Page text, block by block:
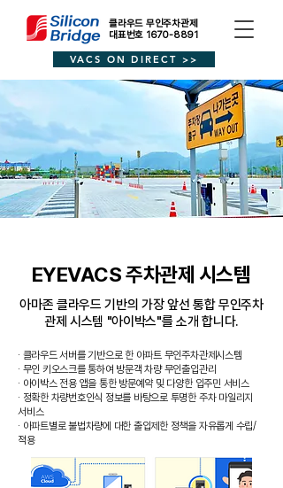
클라우드 무인주차관제
대표번호 1670-8891
VACS ON DIRECT >>
EYEVACS 주차관제 시스템
​아마존 클라우드 기반의 가장 앞선 통합 무인주차
관제 시스템 "아이박스"를 소개 합니다.
· 클라우드 서버를 기반으로 한 아파트 무인주차관제시스템
· 무인 키오스크를 통하여 방문객 차량 무인출입관리
· ​아이박스 전용 앱을 통한 방문예약 및 다양한 입주민 서비스
· 정확한 차량번호인식 정보를 바탕으로 투명한 주차 마일리지
서비스
· 아파트별로 불법차량에 대한 출입제한 정책을 자유롭게 수립/
적용